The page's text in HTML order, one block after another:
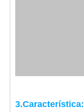
3.Característica: